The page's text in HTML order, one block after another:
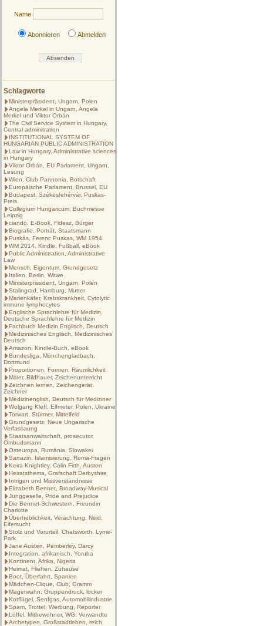
Name
Abonnieren Abmelden
Schlagworte
Ministerpräsident, Ungarn, Polen
Angela Merkel in Ungarn, Angela
Merkel und Viktor Orbán
The Civil Service System in Hungary,
Central adminitration
INSTITUTIONAL SYSTEM OF
HUNGARIAN PUBLIC ADMINISTRATION
Law in Hungary, Administrative sciences
in Hungary
Viktor Orbán, EU Parlament, Ungarn,
Lesung
Wien, Club Pannonia, Botschaft
Europäische Parlament, Brussel, EU
Budapest, Székesfehérvár, Puskas-
Preis
Collegium Hungaricum, Buchmesse
Leipzig
ciando, E-Book, Fidesz, Bürger
Biografie, Porträt, Staatsmann
Puskás, Ferenc Puskas, WM 1954
WM 2014, Kindle, Fußball, eBook
Public Administration, Administrative
Law
Mensch, Eigentum, Grundgesetz
Italien, Berlin, Witwe
Ministerpräsident, Ungarn, Polen
Stalingrad, Hamburg, Mutter
Marienkäfer, Krebskrankheit, Cytolytic
immune lymphocytes
Englische Sprachlehre für Medizin,
Deutsche Sprachlehre für Medizin
Fachbuch Medizin Englisch, Deutsch
Medizinisches Englisch, Medizinisches
Deutsch
Amazon, Kindle-Buch, eBook
Bundesliga, Mönchengladbach,
Dortmund
Proportionen, Formen, Räumlichkeit
Maler, Bildhauer, Zeichenunterricht
Zeichnen lernen, Zeichengerät,
Zeichner
Medizinenglish, Deutsch für Mediziner
Wolgang Kleff, Elfmeter, Polen, Ukraine
Torwart, Stürmer, Mittelfeld
Grundgesetz, Neue Ungarische
Verfassaung
Staatsanwaltschaft, prosecutor,
Ombudsmann
Osteuropa, Rumänia, Slowakei
Sarrazin, Islamisierung, Roma-Fragen
Keira Knightley, Colin Firth, Austen
Heiratsthema, Grafschaft Derbyshire
Intrigen und Missverständnisse
Elizabeth Bennet, Broadway-Musical
Junggeselle, Pride and Prejudice
Die Bennet-Schwestern, Freundin
Charlotte
Überheblichkeit, Verachtung, Neid,
Eifersucht
Stolz und Vorurteil, Chatsworth, Lyme-
Park
Jane Austen, Pemberley, Darcy
Integration, afrikanisch, Yoruba
Kontinent, Afrika, Nigeria
Heimat, Fliehen, Zuhause
Boot, Überfahrt, Spanien
Mädchen-Clique, Club, Gramm
Magerwahn, Gruppendruck, locker
Kotflügel, Senfgas, Automobilindustrie
Spam, Trottel, Werbung, Reporter
Löffel, Mitbewohner, WG, Verwandte
Archetypen, Großstadtleben, reich